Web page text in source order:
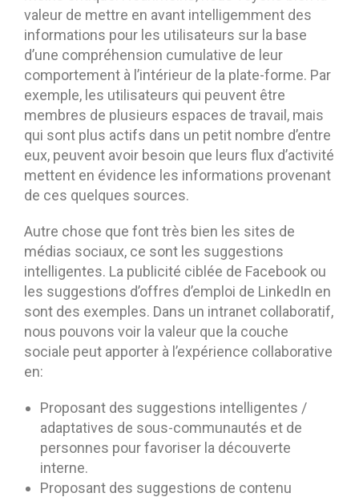
valeur de mettre en avant intelligemment des
informations pour les utilisateurs sur la base
d’une compréhension cumulative de leur
comportement à l’intérieur de la plate-forme. Par
exemple, les utilisateurs qui peuvent être
membres de plusieurs espaces de travail, mais
qui sont plus actifs dans un petit nombre d’entre
eux, peuvent avoir besoin que leurs flux d’activité
mettent en évidence les informations provenant
de ces quelques sources.
Autre chose que font très bien les sites de
médias sociaux, ce sont les suggestions
intelligentes. La publicité ciblée de Facebook ou
les suggestions d’offres d’emploi de LinkedIn en
sont des exemples. Dans un intranet collaboratif,
nous pouvons voir la valeur que la couche
sociale peut apporter à l’expérience collaborative
en:
Proposant des suggestions intelligentes /
adaptatives de sous-communautés et de
personnes pour favoriser la découverte
interne.
Proposant des suggestions de contenu